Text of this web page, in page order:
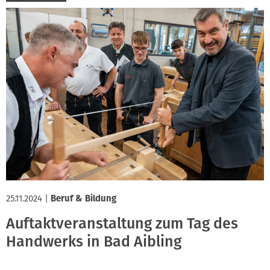
Normen & Fachregeln
Prävention & Arbeitsschutz
Recht & Wirtschaft
Soziales & Tarifpolitik
Verband & Innungen
Interviews
Innung
25.11.2024 Beruf & Bildung
Auftaktveranstaltung zum Tag des
Handwerks in Bad Aibling